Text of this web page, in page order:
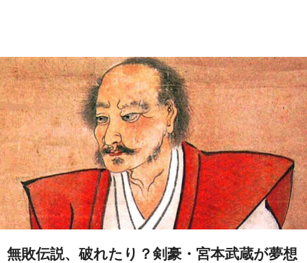
無敗伝説、破れたり？剣豪・宮本武蔵が夢想